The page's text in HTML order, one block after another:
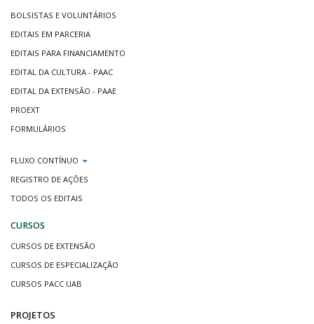
BOLSISTAS E VOLUNTÁRIOS
EDITAIS EM PARCERIA
EDITAIS PARA FINANCIAMENTO
EDITAL DA CULTURA - PAAC
EDITAL DA EXTENSÃO - PAAE
PROEXT
FORMULÁRIOS
FLUXO CONTÍNUO
REGISTRO DE AÇÕES
TODOS OS EDITAIS
CURSOS
CURSOS DE EXTENSÃO
CURSOS DE ESPECIALIZAÇÃO
CURSOS PACC UAB
PROJETOS